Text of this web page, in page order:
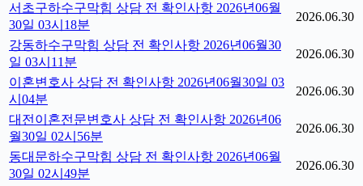
서초구하수구막힘 상담 전 확인사항 2026년06월
30일 03시18분
2026.06.30
강동하수구막힘 상담 전 확인사항 2026년06월30
일 03시11분
2026.06.30
이혼변호사 상담 전 확인사항 2026년06월30일 03
시04분
2026.06.30
대전이혼전문변호사 상담 전 확인사항 2026년06
월30일 02시56분
2026.06.30
동대문하수구막힘 상담 전 확인사항 2026년06월
30일 02시49분
2026.06.30